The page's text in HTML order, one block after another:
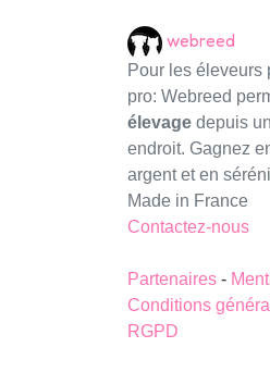
webreed
Pour les éleveurs
pro: Webreed
élevage depuis
endroit. Gagnez
argent et en
Made in France
Contactez-nous
Partenaires -
Conditions
RGPD